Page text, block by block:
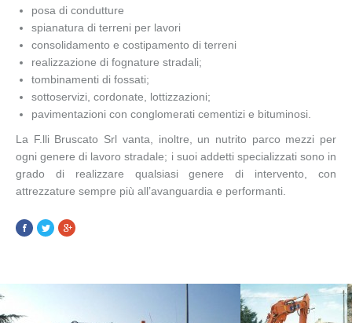
posa di condutture
spianatura di terreni per lavori
consolidamento e costipamento di terreni
realizzazione di fognature stradali;
tombinamenti di fossati;
sottoservizi, cordonate, lottizzazioni;
pavimentazioni con conglomerati cementizi e bituminosi.
La F.lli Bruscato Srl vanta, inoltre, un nutrito parco mezzi per
ogni genere di lavoro stradale; i suoi addetti specializzati sono in
grado di realizzare qualsiasi genere di intervento, con
attrezzature sempre più all’avanguardia e performanti.
Facebook
TwitterGoogle+